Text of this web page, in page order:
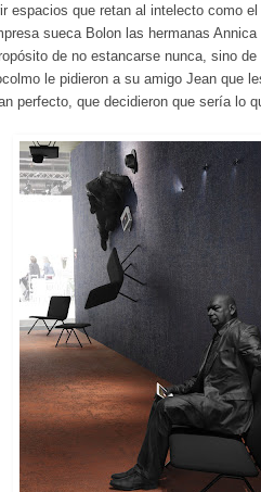
espacios que retan al intelecto como
sueca Bolon las hermanas
de no estancarse nunca, sino
le pidieron a su amigo Jean que
perfecto, que decidieron que sería lo